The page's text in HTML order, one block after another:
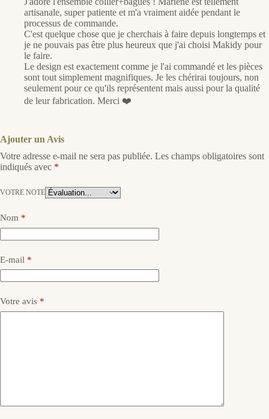
artisanale, super patiente et m'a vraiment aidée pendant le
processus de commande.
C'est quelque chose que je cherchais à faire depuis longtemps et
je ne pouvais pas être plus heureux que j'ai choisi Makidy pour
le faire.
Le design est exactement comme je l'ai commandé et les pièces
sont tout simplement magnifiques. Je les chérirai toujours, non
seulement pour ce qu'ils représentent mais aussi pour la qualité
de leur fabrication. Merci ❤️
Ajouter un Avis
Votre adresse e-mail ne sera pas publiée. Les champs obligatoires sont
indiqués avec *
VOTRE NOTE
Nom *
E-mail *
Votre avis *